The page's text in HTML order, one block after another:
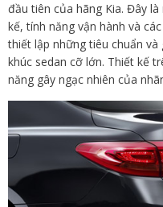
đầu tiên của hãng Kia. Đây
kế, tính năng vận hành và
thiết lập những tiêu chuẩn
khúc sedan cỡ lớn. Thiết kế
năng gây ngạc nhiên của